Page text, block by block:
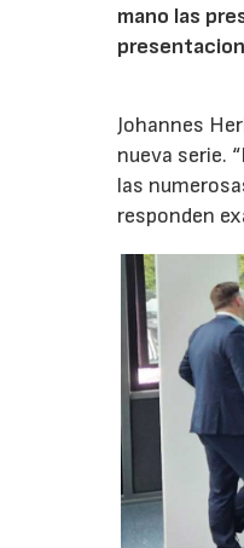
mano las
Johannes
nueva serie.
las
responden